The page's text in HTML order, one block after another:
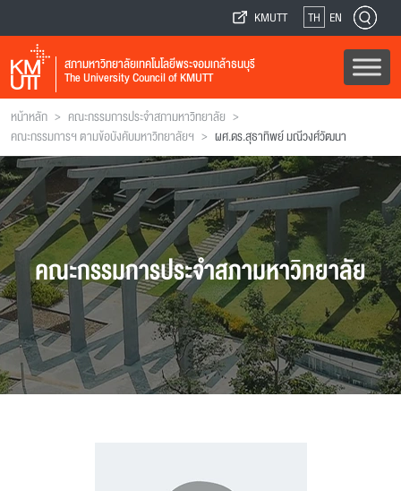
KMUTT TH EN
สภามหาวิทยาลัยเทคโนโลยีพระจอมเกล้าธนบุรี
The University Council of KMUTT
หน้าหลัก > คณะกรรมการประจำสภามหาวิทยาลัย >
คณะกรรมการฯ ตามข้อบังคับมหาวิทยาลัยฯ > ผศ.ดร.สุธาทิพย์ มณีวงศ์วัฒนา
คณะกรรมการประจำสภามหาวิทยาลัย